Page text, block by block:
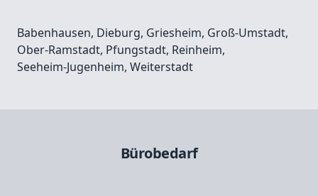
Babenhausen, Dieburg, Griesheim, Groß-Umstadt,
Ober-Ramstadt, Pfungstadt, Reinheim,
Seeheim-Jugenheim, Weiterstadt
Bürobedarf